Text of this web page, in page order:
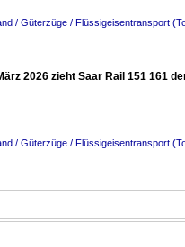
/ Güterzüge / Flüssigeisentransport
2026 zieht Saar Rail 151 161
/ Güterzüge / Flüssigeisentransport